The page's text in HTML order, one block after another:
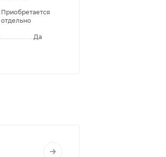
Приобретается
отдельно
Да